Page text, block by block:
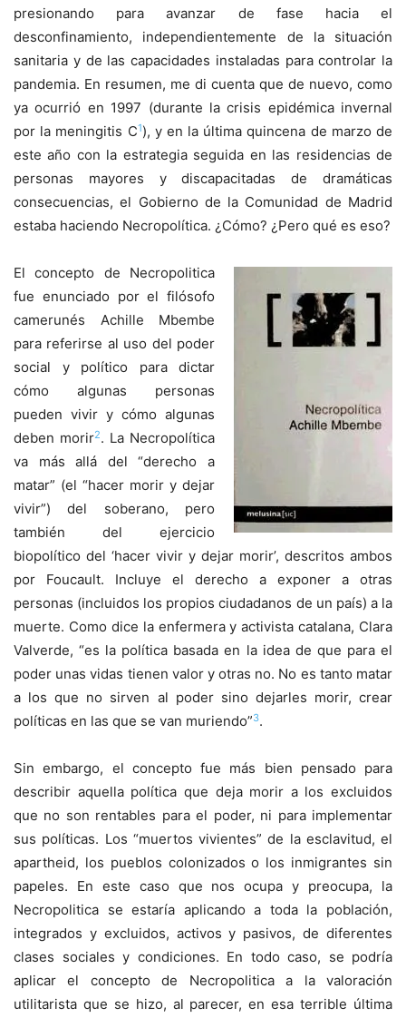
presionando para avanzar de fase hacia el
desconfinamiento, independientemente de la situación
sanitaria y de las capacidades instaladas para controlar la
pandemia. En resumen, me di cuenta que de nuevo, como
ya ocurrió en 1997 (durante la crisis epidémica invernal
por la meningitis C1), y en la última quincena de marzo de
este año con la estrategia seguida en las residencias de
personas mayores y discapacitadas de dramáticas
consecuencias, el Gobierno de la Comunidad de Madrid
estaba haciendo Necropolítica. ¿Cómo? ¿Pero qué es eso?
El concepto de Necropolitica
fue enunciado por el filósofo
camerunés Achille Mbembe
para referirse al uso del poder
social y político para dictar
cómo algunas personas
pueden vivir y cómo algunas
deben morir2. La Necropolítica
va más allá del “derecho a
matar” (el “hacer morir y dejar
vivir”) del soberano, pero
también del ejercicio
biopolítico del ‘hacer vivir y dejar morir’, descritos ambos
por Foucault. Incluye el derecho a exponer a otras
personas (incluidos los propios ciudadanos de un país) a la
muerte. Como dice la enfermera y activista catalana, Clara
Valverde, “es la política basada en la idea de que para el
poder unas vidas tienen valor y otras no. No es tanto matar
a los que no sirven al poder sino dejarles morir, crear
políticas en las que se van muriendo”3.
Sin embargo, el concepto fue más bien pensado para
describir aquella política que deja morir a los excluidos
que no son rentables para el poder, ni para implementar
sus políticas. Los “muertos vivientes” de la esclavitud, el
apartheid, los pueblos colonizados o los inmigrantes sin
papeles. En este caso que nos ocupa y preocupa, la
Necropolitica se estaría aplicando a toda la población,
integrados y excluidos, activos y pasivos, de diferentes
clases sociales y condiciones. En todo caso, se podría
aplicar el concepto de Necropolitica a la valoración
utilitarista que se hizo, al parecer, en esa terrible última